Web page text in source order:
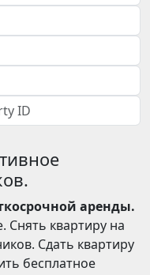
аренды.
Снять квартиру на
Сдать квартиру
бесплатное